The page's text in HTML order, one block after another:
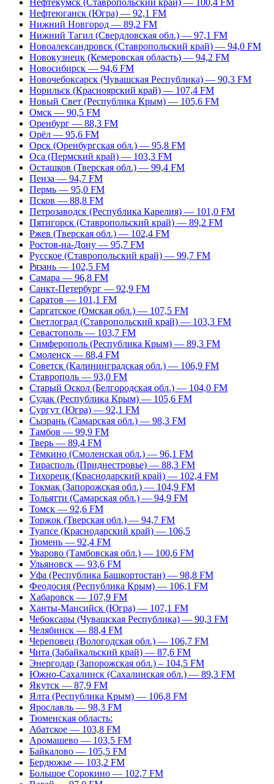
Нефтекумск (Ставропольский край) — 100,4 FM
Нефтеюганск (Югра) — 92,1 FM
Нижний Новгород — 89,2 FM
Нижний Тагил (Свердловская обл.) — 97,1 FM
Новоалександровск (Ставропольский край) — 94,0 FM
Новокузнецк (Кемеровская область) — 94,2 FM
Новосибирск — 94,6 FM
Новочебоксарск (Чувашская Республика) — 90,3 FM
Норильск (Красноярский край) — 107,4 FM
Новый Свет (Республика Крым) — 105,6 FM
Омск — 90,5 FM
Оренбург — 88,3 FM
Орёл — 95,6 FM
Орск (Оренбургская обл.) — 95,8 FM
Оса (Пермский край) — 103,3 FM
Осташков (Тверская обл.) — 99,4 FM
Пенза — 94,7 FM
Пермь — 95,0 FM
Псков — 88,8 FM
Петрозаводск (Республика Карелия) — 101,0 FM
Пятигорск (Ставропольский край) — 89,2 FM
Ржев (Тверская обл.) — 102,4 FM
Ростов-на-Дону — 95,7 FM
Русское (Ставропольский край) — 99,7 FM
Рязань — 102,5 FM
Самара — 96,8 FM
Санкт-Петербург — 92,9 FM
Саратов — 101,1 FM
Саргатское (Омская обл.) — 107,5 FM
Светлоград (Ставропольский край) — 103,3 FM
Севастополь — 103,7 FM
Симферополь (Республика Крым) — 89,3 FM
Смоленск — 88,4 FM
Советск (Калининградская обл.) — 106,9 FM
Ставрополь — 93,0 FM
Старый Оскол (Белгородская обл.) — 104,0 FM
Судак (Республика Крым) — 105,6 FM
Сургут (Югра) — 92,1 FM
Сызрань (Самарская обл.) — 98,3 FM
Тамбов — 99,9 FM
Тверь — 89,4 FM
Тёмкино (Смоленская обл.) — 96,1 FM
Тирасполь (Приднестровье) — 88,3 FM
Тихорецк (Краснодарский край) — 102,4 FM
Токмак (Запорожская обл.) — 104,9 FM
Тольятти (Самарская обл.) — 94,9 FM
Томск — 92,6 FM
Торжок (Тверская обл.) — 94,7 FM
Туапсе (Краснодарский край) — 106,5
Тюмень — 92,4 FM
Уварово (Тамбовская обл.) — 100,6 FM
Ульяновск — 93,6 FM
Уфа (Республика Башкортостан) — 98,8 FM
Феодосия (Республика Крым) — 106,1 FM
Хабаровск — 107,9 FM
Ханты-Мансийск (Югра) — 107,1 FM
Чебоксары (Чувашская Республика) — 90,3 FM
Челябинск — 88,4 FM
Череповец (Вологодская обл.) — 106,7 FM
Чита (Забайкальский край) — 87,6 FM
Энергодар (Запорожская обл.) – 104,5 FM
Южно-Сахалинск (Сахалинская обл.) — 89,3 FM
Якутск — 87,9 FM
Ялта (Республика Крым) — 106,8 FM
Ярославль — 98,3 FM
Тюменская область:
Абатское — 103,8 FM
Аромашево — 103,5 FM
Байкалово — 105,5 FM
Бердюжье — 103,2 FM
Большое Сорокино — 102,7 FM